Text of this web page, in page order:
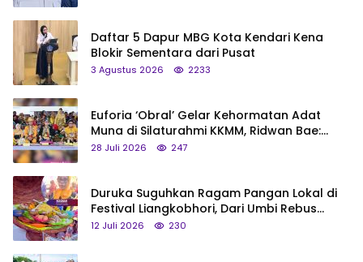
Daftar 5 Dapur MBG Kota Kendari Kena
Blokir Sementara dari Pusat
3 Agustus 2026 2233
Euforia ‘Obral’ Gelar Kehormatan Adat
Muna di Silaturahmi KKMM, Ridwan Bae:
Saya Bukan Tipe Begitu, Belum Pantas!
28 Juli 2026 247
Duruka Suguhkan Ragam Pangan Lokal di
Festival Liangkobhori, Dari Umbi Rebus
hingga Tumpeng Beras Muna
12 Juli 2026 230